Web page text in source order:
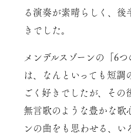
る演奏が素晴らしく、後
きでした。
メンデルスゾーンの「6
は、なんといっても短調
ごく好きでしたが、その
無言歌のような豊かな歌
ンの曲をも思わせる、